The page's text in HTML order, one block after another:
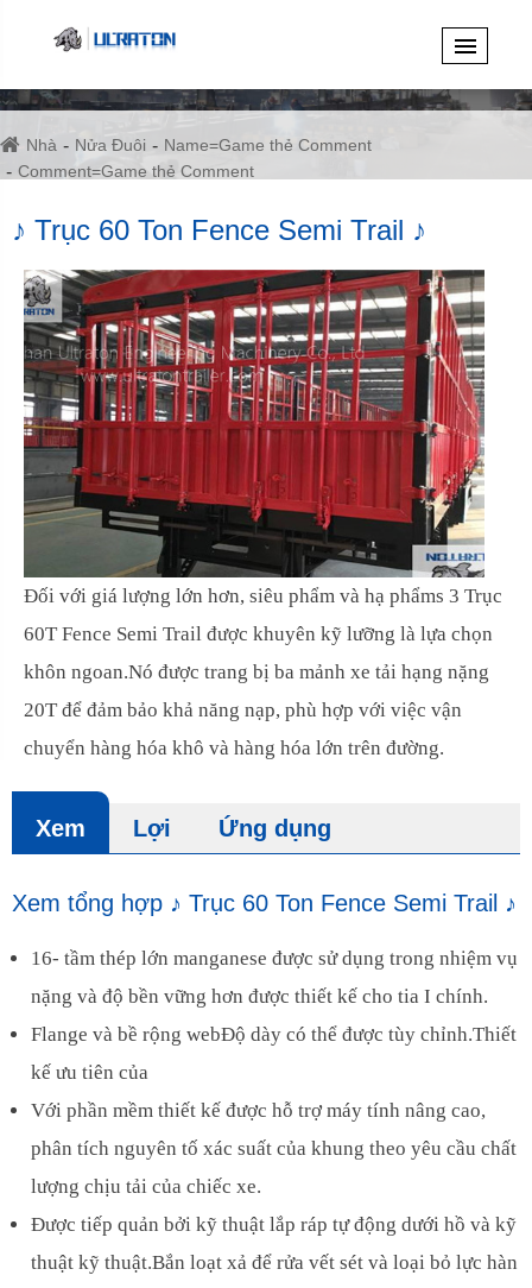
Nhà Nửa Đuôi
Name=Game thẻ Comment
Comment=Game thẻ Comment
♪ Trục 60 Ton Fence Semi Trail ♪
Đối với giá lượng lớn hơn, siêu phẩm và hạ phẩms 3 Trục
60T Fence Semi Trail được khuyên kỹ lưỡng là lựa chọn
khôn ngoan.Nó được trang bị ba mảnh xe tải hạng nặng
20T để đảm bảo khả năng nạp, phù hợp với việc vận
chuyển hàng hóa khô và hàng hóa lớn trên đường.
Xem Lợi Ứng dụng
Xem tổng hợp ♪ Trục 60 Ton Fence Semi Trail ♪
16- tầm thép lớn manganese được sử dụng trong nhiệm vụ
nặng và độ bền vững hơn được thiết kế cho tia I chính.
Flange và bề rộng webĐộ dày có thể được tùy chỉnh.Thiết
kế ưu tiên của
Với phần mềm thiết kế được hỗ trợ máy tính nâng cao,
phân tích nguyên tố xác suất của khung theo yêu cầu chất
lượng chịu tải của chiếc xe.
Được tiếp quản bởi kỹ thuật lắp ráp tự động dưới hồ và kỹ
thuật kỹ thuật.Bắn loạt xả để rửa vết sét và loại bỏ lực hàn